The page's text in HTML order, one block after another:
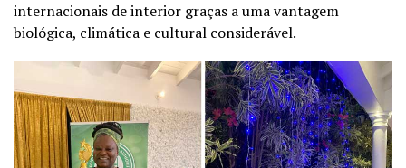
internacionais de interior graças a uma vantagem
biológica, climática e cultural considerável.